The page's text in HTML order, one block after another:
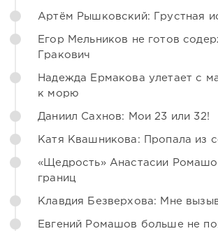
Артём Рышковский: Грустная
Егор Мельников не готов
Гракович
Надежда Ермакова улетает с
к морю
Даниил Сахнов: Мои 23 или 32!
Катя Квашникова: Пропала из
«Щедрость» Анастасии
границ
Клавдия Безверхова: Мне
Евгений Ромашов больше не